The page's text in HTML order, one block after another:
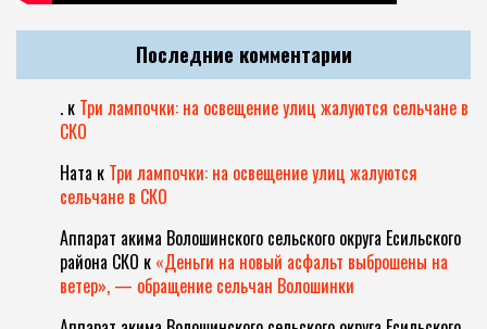
Последние комментарии
. к Три лампочки: на освещение улиц жалуются сельчане в
СКО
Ната к Три лампочки: на освещение улиц жалуются
сельчане в СКО
Аппарат акима Волошинского сельского округа Есильского
района СКО к «Деньги на новый асфальт выброшены на
ветер», — обращение сельчан Волошинки